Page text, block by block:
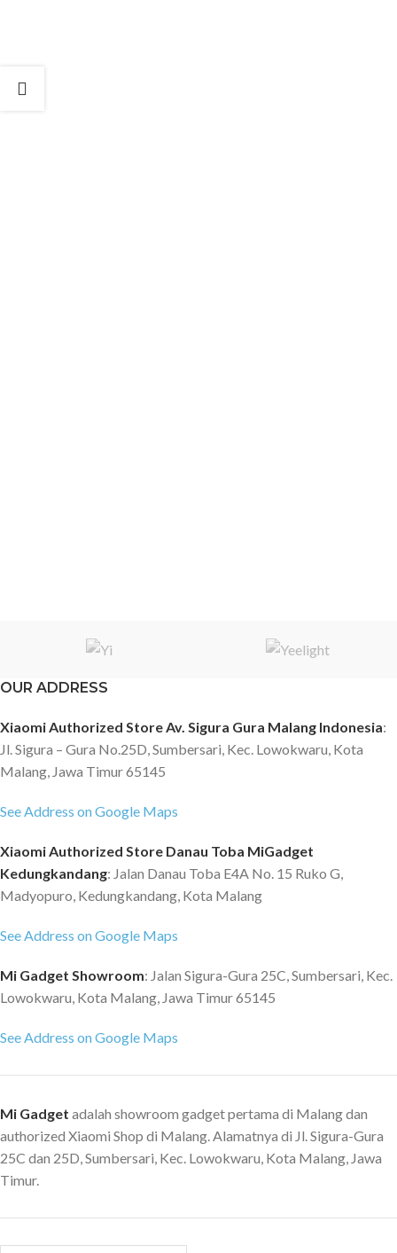
OUR ADDRESS
Xiaomi Authorized Store Av. Sigura Gura Malang Indonesia:
Jl. Sigura – Gura No.25D, Sumbersari, Kec. Lowokwaru, Kota
Malang, Jawa Timur 65145
See Address on Google Maps
Xiaomi Authorized Store Danau Toba MiGadget
Kedungkandang: Jalan Danau Toba E4A No. 15 Ruko G,
Madyopuro, Kedungkandang, Kota Malang
See Address on Google Maps
Mi Gadget Showroom: Jalan Sigura-Gura 25C, Sumbersari, Kec.
Lowokwaru, Kota Malang, Jawa Timur 65145
See Address on Google Maps
Mi Gadget adalah showroom gadget pertama di Malang dan
authorized Xiaomi Shop di Malang. Alamatnya di Jl. Sigura-Gura
25C dan 25D, Sumbersari, Kec. Lowokwaru, Kota Malang, Jawa
Timur.